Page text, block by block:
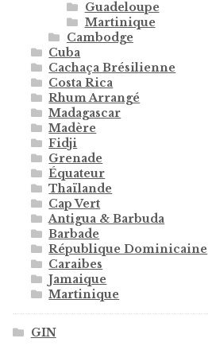
Guadeloupe
Martinique
Cambodge
Cuba
Cachaça Brésilienne
Costa Rica
Rhum Arrangé
Madagascar
Madère
Fidji
Grenade
Équateur
Thaïlande
Cap Vert
Antigua & Barbuda
Barbade
République Dominicaine
Caraibes
Jamaique
Martinique
GIN